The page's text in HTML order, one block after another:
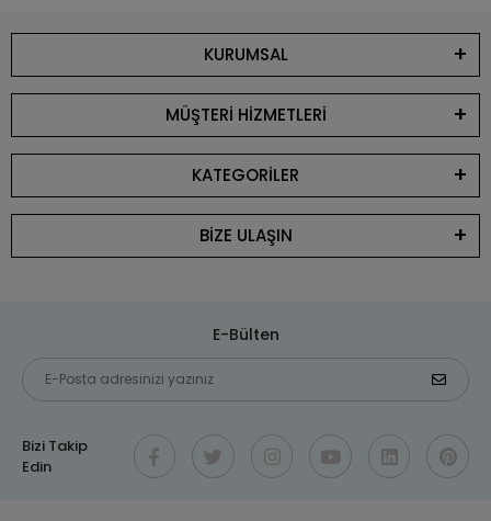
KURUMSAL
MÜŞTERİ HİZMETLERİ
KATEGORİLER
BİZE ULAŞIN
E-Bülten
Bizi Takip
Edin